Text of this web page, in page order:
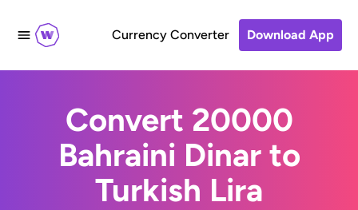
Currency Converter Download App
Convert 20000
Bahraini Dinar to
Turkish Lira